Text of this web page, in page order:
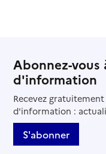
Abonnez-
d'information
Recevez
d'information :
S'abonner